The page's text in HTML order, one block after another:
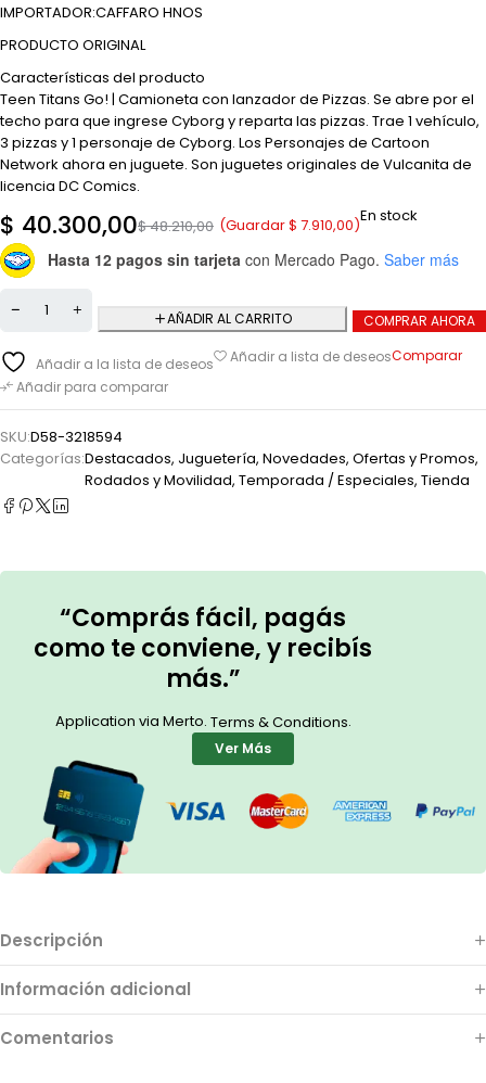
IMPORTADOR:CAFFARO HNOS
PRODUCTO ORIGINAL
Características del producto
Teen Titans Go! | Camioneta con lanzador de Pizzas. Se abre por el
techo para que ingrese Cyborg y reparta las pizzas. Trae 1 vehículo,
3 pizzas y 1 personaje de Cyborg. Los Personajes de Cartoon
Network ahora en juguete. Son juguetes originales de Vulcanita de
licencia DC Comics.
$48.210,00
$ 40.300,00 (Guardar$ 7.910,00)En stock
Hasta 12 pagos sin tarjeta con Mercado Pago. Saber más
AÑADIR AL CARRITO COMPRAR AHORA
Añadir a la lista de deseos Añadir a lista de deseosComparar
Añadir para comparar
SKU:D58-3218594
Categorías:Destacados, Juguetería, Novedades, Ofertas y Promos,
Rodados y Movilidad, Temporada / Especiales, Tienda
“Comprás fácil, pagás
como te conviene, y recibís
más.”
Application via Merto. Terms & Conditions.
Ver Más
Descripción
Información adicional
Comentarios